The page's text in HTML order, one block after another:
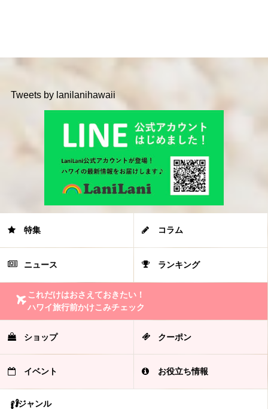
Tweets by lanilanihawaii
特集 コラム
ニュース ランキング
これだけはおさえておきたい！
ハワイ旅行前かけこみチェック
ショップ クーポン
イベント お役立ち情報
ジャンル